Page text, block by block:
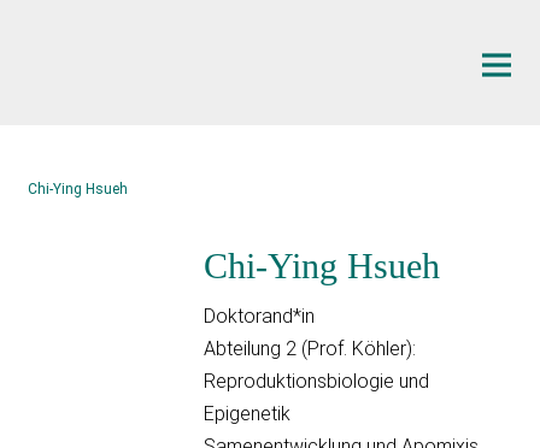
Chi-Ying Hsueh
Chi-Ying Hsueh
Doktorand*in
Abteilung 2 (Prof. Köhler):
Reproduktionsbiologie und
Epigenetik